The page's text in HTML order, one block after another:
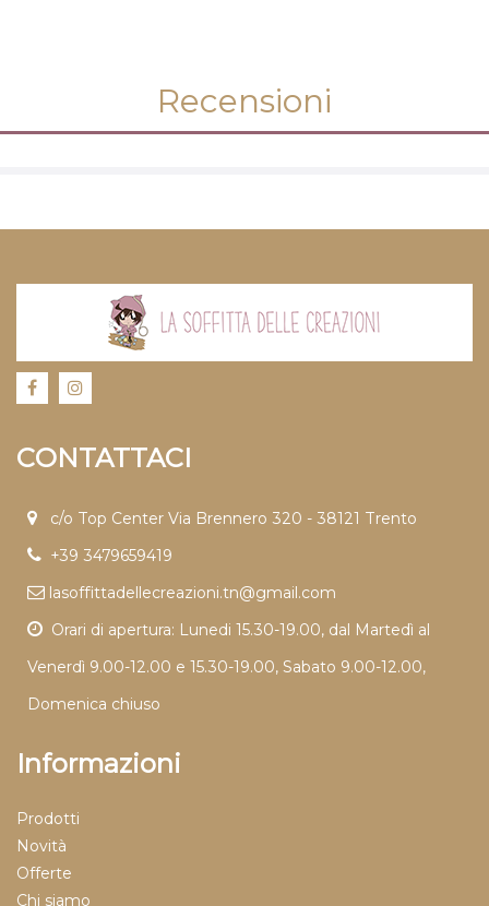
Recensioni
CONTATTACI
c/o Top Center Via Brennero 320 - 38121 Trento
+39 3479659419
lasoffittadellecreazioni.tn@gmail.com
Orari di apertura: Lunedi 15.30-19.00, dal Martedì al
Venerdì 9.00-12.00 e 15.30-19.00, Sabato 9.00-12.00,
Domenica chiuso
Informazioni
Prodotti
Novità
Offerte
Chi siamo